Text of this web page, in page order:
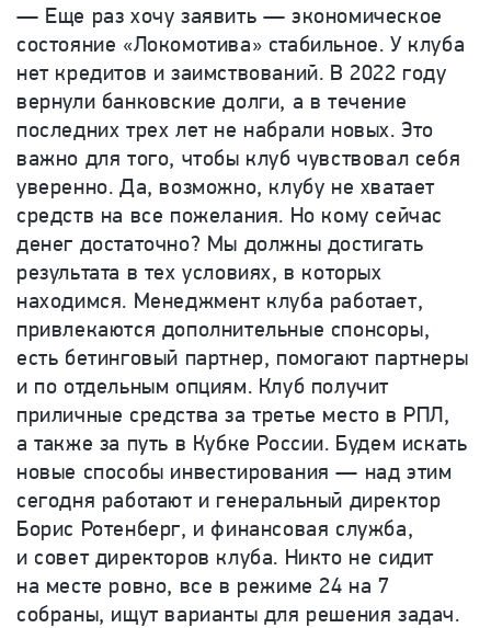
— Еще раз хочу заявить — экономическое
состояние «Локомотива» стабильное. У клуба
нет кредитов и заимствований. В 2022 году
вернули банковские долги, а в течение
последних трех лет не набрали новых. Это
важно для того, чтобы клуб чувствовал себя
уверенно. Да, возможно, клубу не хватает
средств на все пожелания. Но кому сейчас
денег достаточно? Мы должны достигать
результата в тех условиях, в которых
находимся. Менеджмент клуба работает,
привлекаются дополнительные спонсоры,
есть бетинговый партнер, помогают партнеры
и по отдельным опциям. Клуб получит
приличные средства за третье место в РПЛ,
а также за путь в Кубке России. Будем искать
новые способы инвестирования — над этим
сегодня работают и генеральный директор
Борис Ротенберг, и финансовая служба,
и совет директоров клуба. Никто не сидит
на месте ровно, все в режиме 24 на 7
собраны, ищут варианты для решения задач.